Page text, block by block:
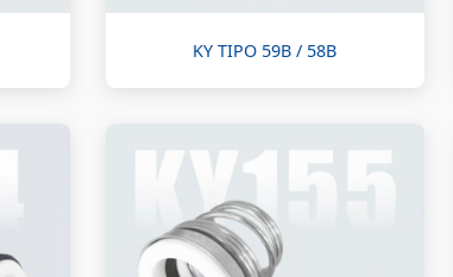
KY TIPO 59B / 58B